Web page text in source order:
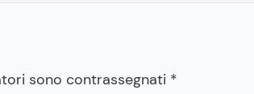
sono contrassegnati *